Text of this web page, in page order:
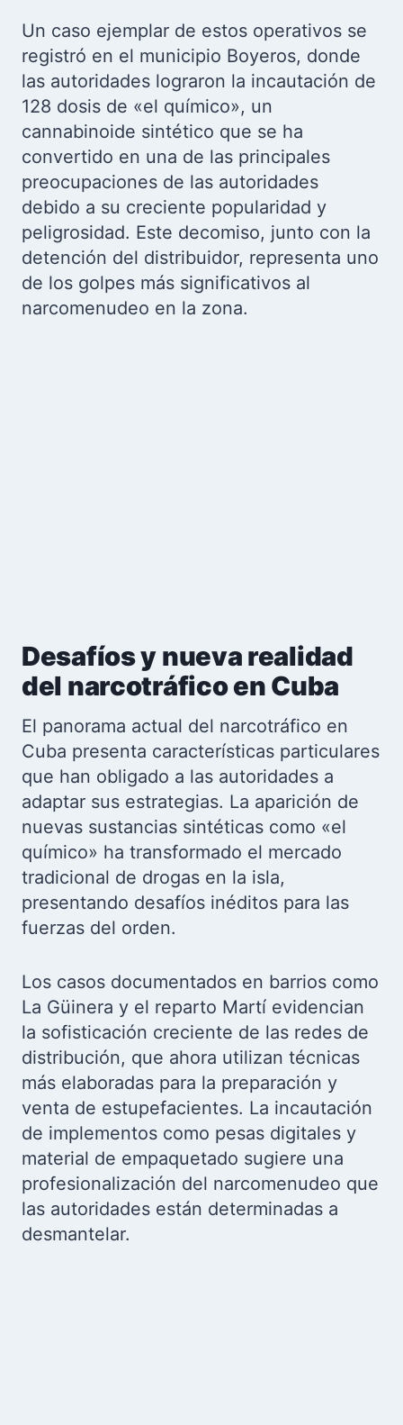
Un caso ejemplar de estos operativos se
registró en el municipio Boyeros, donde
las autoridades lograron la incautación de
128 dosis de «el químico», un
cannabinoide sintético que se ha
convertido en una de las principales
preocupaciones de las autoridades
debido a su creciente popularidad y
peligrosidad. Este decomiso, junto con la
detención del distribuidor, representa uno
de los golpes más significativos al
narcomenudeo en la zona.
Desafíos y nueva realidad
del narcotráfico en Cuba
El panorama actual del narcotráfico en
Cuba presenta características particulares
que han obligado a las autoridades a
adaptar sus estrategias. La aparición de
nuevas sustancias sintéticas como «el
químico» ha transformado el mercado
tradicional de drogas en la isla,
presentando desafíos inéditos para las
fuerzas del orden.
Los casos documentados en barrios como
La Güinera y el reparto Martí evidencian
la sofisticación creciente de las redes de
distribución, que ahora utilizan técnicas
más elaboradas para la preparación y
venta de estupefacientes. La incautación
de implementos como pesas digitales y
material de empaquetado sugiere una
profesionalización del narcomenudeo que
las autoridades están determinadas a
desmantelar.